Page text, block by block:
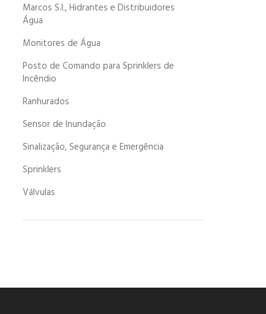
Marcos S.I., Hidrantes e Distribuidores
Água
Monitores de Água
Posto de Comando para Sprinklers de
Incêndio
Ranhurados
Sensor de Inundação
Sinalização, Segurança e Emergência
Sprinklers
Válvulas